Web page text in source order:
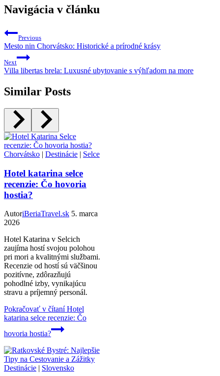
Navigácia v článku
Previous
Mesto nin Chorvátsko: Historické a prírodné krásy
Next
Villa libertas brela: Luxusné ubytovanie s výhľadom na more
Similar Posts
Chorvátsko | Destinácie | Selce
Hotel katarina selce
recenzie: Čo hovoria
hostia?
AutoriBeriaTravel.sk 5. marca
2026
Hotel Katarina v Selcich
zaujíma hostí svojou polohou
pri mori a kvalitnými službami.
Recenzie od hostí sú väčšinou
pozitívne, zdôrazňujú
pohodlné izby, vynikajúcu
stravu a príjemný personál.
Pokračovať v čítaníHotel
katarina selce recenzie: Čo
hovoria hostia?
Destinácie | Slovensko